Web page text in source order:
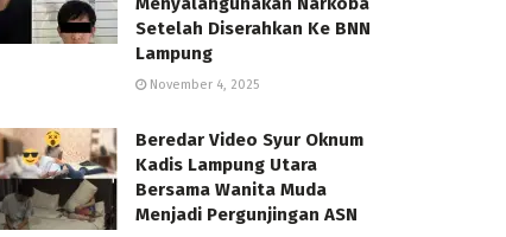
Setelah Diserahkan Ke BNN
Lampung
November 4, 2025
Beredar Video Syur Oknum
Kadis Lampung Utara
Bersama Wanita Muda
Menjadi Pergunjingan ASN